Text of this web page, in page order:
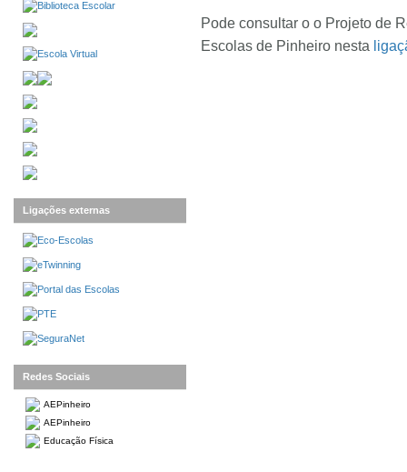
Pode consultar o o Projeto de
Escolas de Pinheiro nesta
Ligações externas
Redes Sociais
AEPinheiro
AEPinheiro
Educação Física